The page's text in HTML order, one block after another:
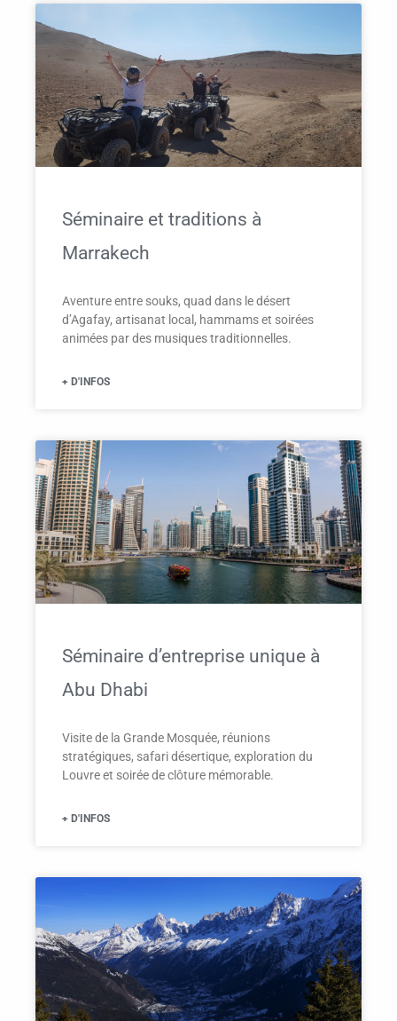
Séminaire et traditions à
Marrakech
Aventure entre souks, quad dans le désert
d’Agafay, artisanat local, hammams et soirées
animées par des musiques traditionnelles.
+ D'INFOS
Séminaire d’entreprise unique à
Abu Dhabi
Visite de la Grande Mosquée, réunions
stratégiques, safari désertique, exploration du
Louvre et soirée de clôture mémorable.
+ D'INFOS